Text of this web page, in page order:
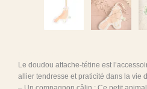
Le doudou attache-tétine est
allier tendresse et praticité dans la vie